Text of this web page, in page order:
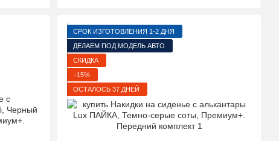
СРОК ИЗГОТОВЛЕНИЯ 1-2 ДНЯ
ДЕЛАЕМ ПОД МОДЕЛЬ АВТО
СКИДКА
−15%
ОСТАЛОСЬ 37 ДНЕЙ